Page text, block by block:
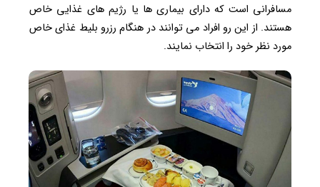
مسافرانی است که دارای بیماری ها یا رژیم های غذایی خاص
هستند. از این رو افراد می توانند در هنگام رزرو بلیط غذای خاص
مورد نظر خود را انتخاب نمایند.